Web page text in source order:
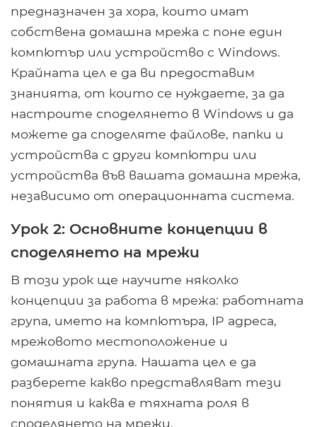
предназначен за хора, които имат
собствена домашна мрежа с поне един
компютър или устройство с Windows.
Крайната цел е да ви предоставим
знанията, от които се нуждаете, за да
настроите споделянето в Windows и да
можете да споделяте файлове, папки и
устройства с други компютри или
устройства във вашата домашна мрежа,
независимо от операционната система.
Урок 2: Основните концепции в
споделянето на мрежи
В този урок ще научите няколко
концепции за работа в мрежа: работната
група, името на компютъра, IP адреса,
мрежовото местоположение и
домашната група. Нашата цел е да
разберете какво представляват тези
понятия и каква е тяхната роля в
споделянето на мрежи.